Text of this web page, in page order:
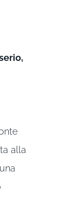
alla